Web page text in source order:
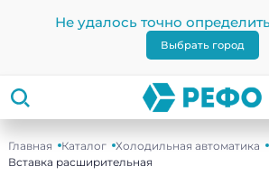
Не удалось точно
Выбрать город
Главная Каталог
Холодильная автоматика
Вставка расширительная